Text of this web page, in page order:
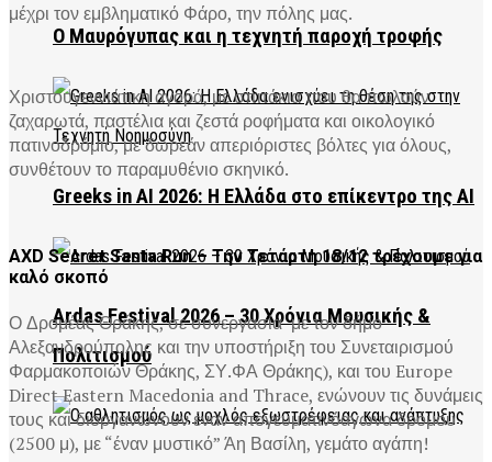
Ο Μαυρόγυπας και η τεχνητή παροχή τροφής
Greeks in AI 2026: Η Ελλάδα στο επίκεντρο της AI
Ardas Festival 2026 – 30 Χρόνια Μουσικής &
Πολιτισμού
μέχρι τον εμβληματικό Φάρο, την πόλης μας.
Χριστουγεννιάτικη αγορά, με σπιτάκια που θα πωλούν
ζαχαρωτά, παστέλια και ζεστά ροφήματα και οικολογικό
πατινοδρόμιο, με δωρεάν απεριόριστες βόλτες για όλους,
συνθέτουν το παραμυθένιο σκηνικό.
AXD Secret Santa Run – Την Τετάρτη 18/12 τρέχουμε για
καλό σκοπό
Ο Δρομέας Θράκης, σε συνεργασία με τον δήμο
Αλεξανδρούπολης και την υποστήριξη του Συνεταιρισμού
Φαρμακοποιών Θράκης, ΣΥ.ΦΑ Θράκης), και του Europe
Direct Eastern Macedonia and Thrace, ενώνουν τις δυνάμεις
τους και διοργανώνουν έναν απογευματινόαγώνα δρόμου
(2500 μ), με “έναν μυστικό” Άη Βασίλη, γεμάτο αγάπη!